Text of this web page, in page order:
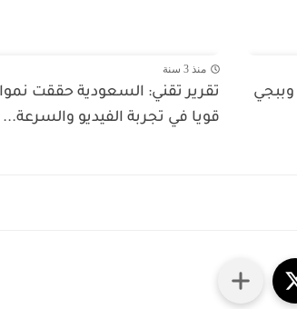
فيديو حفل فرقة BLACKPINK وببجي
منذ 3 سنة
تقرير تقني: السعودية حققت نموا
قويا في تجربة الفيديو والسرعة...